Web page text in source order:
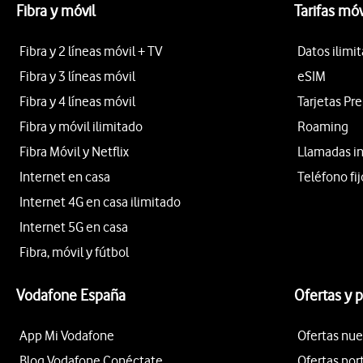
Fibra y móvil
Fibra y 2 líneas móvil + TV
Fibra y 3 líneas móvil
Fibra y 4 líneas móvil
Fibra y móvil ilimitado
Fibra Móvil y Netflix
Internet en casa
Internet 4G en casa ilimitado
Internet 5G en casa
Fibra, móvil y fútbol
Tarifas
Datos
eSIM
Tarjetas
Roaming
Llamadas
Teléfono
Vodafone España
App Mi Vodafone
Ofertas y
Ofertas